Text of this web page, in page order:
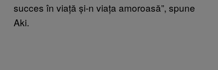
succes în viață și-n viața amoroasă”, spune
Aki.